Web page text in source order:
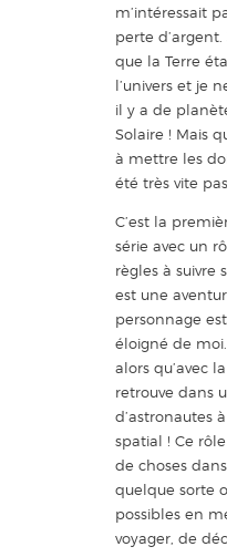
m’intéressait
perte
que la Terre
l’univers et je
il y a de
Solaire ! Mais
à mettre les
été très vite
C’est la
série avec un
règles à suivre
est une
personnage
éloigné de
alors qu’avec
retrouve dans
d’astronautes
spatial ! Ce
de choses
quelque sorte
possibles en
voyager, de